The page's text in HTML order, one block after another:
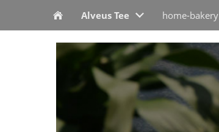
Alveus Tee home-bakery